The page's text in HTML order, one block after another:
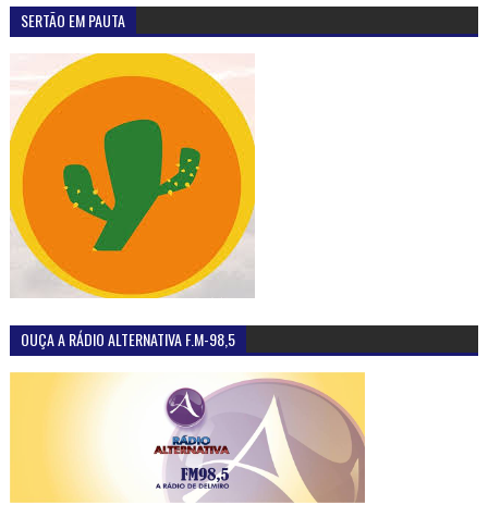
SERTÃO EM PAUTA
OUÇA A RÁDIO ALTERNATIVA F.M-98,5